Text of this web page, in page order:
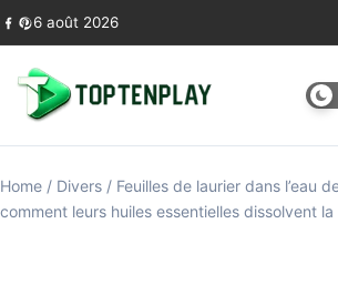
Skip to content
6 août 2026
Home / Divers / Feuilles de laurier dans l’eau
comment leurs huiles essentielles dissolvent